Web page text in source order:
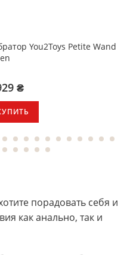
You2Toys Petite Wand
₴
порадовать себя и
как анально, так и